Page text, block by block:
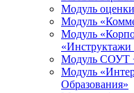
Модуль
Модуль
Модуль
«Инструктажи
Модуль СОУТ +
Модуль
Образования»